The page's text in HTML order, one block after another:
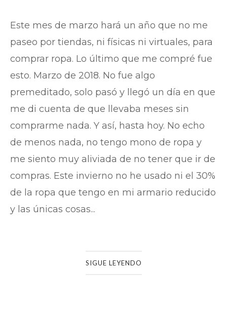
Este mes de marzo hará un año que no me
paseo por tiendas, ni físicas ni virtuales, para
comprar ropa. Lo último que me compré fue
esto. Marzo de 2018. No fue algo
premeditado, solo pasó y llegó un día en que
me di cuenta de que llevaba meses sin
comprarme nada. Y así, hasta hoy. No echo
de menos nada, no tengo mono de ropa y
me siento muy aliviada de no tener que ir de
compras. Este invierno no he usado ni el 30%
de la ropa que tengo en mi armario reducido
y las únicas cosas...
SIGUE LEYENDO